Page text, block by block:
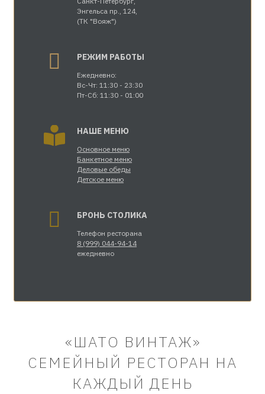
124 (ТК «Вояж»)
САНКТ-ПЕТЕРБУРГ • ЭНГЕЛЬСА ПР., 124 • ТК «ВОЯЖ»
Энгельса пр., 124,
(ТК "Вояж")
РЕЖИМ РАБОТЫ
Ежедневно:
Вс-Чт: 11:30 - 23:30
Пт-Сб: 11:30 - 01:00
НАШЕ МЕНЮ
Основное меню
Банкетное меню
Деловые обеды
Детское меню
БРОНЬ СТОЛИКА
Телефон ресторана
8 (999) 044-94-14
ежедневно
«ШАТО ВИНТАЖ»
СЕМЕЙНЫЙ РЕСТОРАН НА
КАЖДЫЙ ДЕНЬ